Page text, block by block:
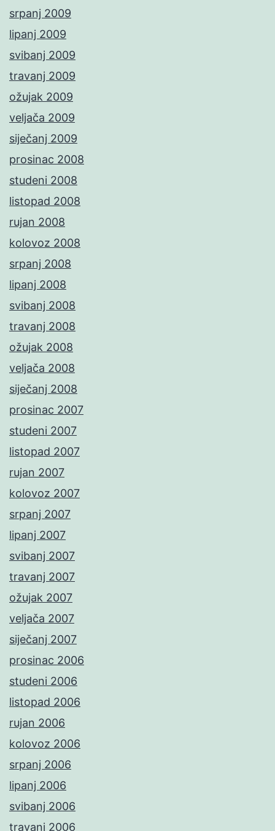
srpanj 2009
lipanj 2009
svibanj 2009
travanj 2009
ožujak 2009
veljača 2009
siječanj 2009
prosinac 2008
studeni 2008
listopad 2008
rujan 2008
kolovoz 2008
srpanj 2008
lipanj 2008
svibanj 2008
travanj 2008
ožujak 2008
veljača 2008
siječanj 2008
prosinac 2007
studeni 2007
listopad 2007
rujan 2007
kolovoz 2007
srpanj 2007
lipanj 2007
svibanj 2007
travanj 2007
ožujak 2007
veljača 2007
siječanj 2007
prosinac 2006
studeni 2006
listopad 2006
rujan 2006
kolovoz 2006
srpanj 2006
lipanj 2006
svibanj 2006
travanj 2006